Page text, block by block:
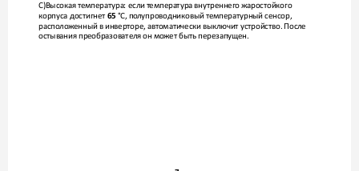
С)Высокая температура: если температура внутреннего жаростойкого
корпуса достигнет 65 °C, полупроводниковый температурный сенсор,
расположенный в инверторе, автоматически выключит устройство. После
остывания преобразователя он может быть перезапущен.